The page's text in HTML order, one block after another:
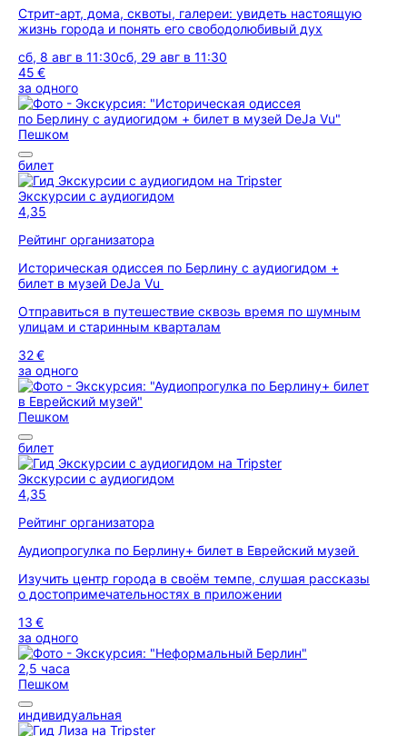
Стрит-арт, дома, сквоты, галереи: увидеть настоящую
жизнь города и понять его свободолюбивый дух
сб, 8 авг в 11:30сб, 29 авг в 11:30
45 €
за одного
Пешком
билет
Экскурсии с аудиогидом
4,35
Рейтинг организатора
Историческая одиссея по Берлину с аудиогидом +
билет в музей DeJa Vu
Отправиться в путешествие сквозь время по шумным
улицам и старинным кварталам
32 €
за одного
Пешком
билет
Экскурсии с аудиогидом
4,35
Рейтинг организатора
Аудиопрогулка по Берлину+ билет в Еврейский музей
Изучить центр города в своём темпе, слушая рассказы
о достопримечательностях в приложении
13 €
за одного
2,5 часа
Пешком
индивидуальная